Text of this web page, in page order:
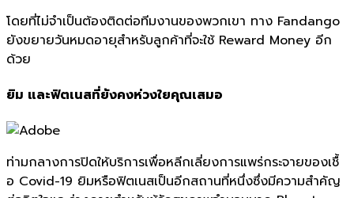
โดยที่ไม่จำเป็นต้องติดต่อทีมงานของพวกเขา ทาง Fandango
ยังขยายวันหมดอายุสำหรับลูกค้าที่จะใช้ Reward Money อีก
ด้วย
ยิม และฟิตเนสที่ยังคงห่วงใยคุณเสมอ
ท่ามกลางการปิดให้บริการเพื่อหลีกเลี่ยงการแพร่กระจายของเชื้
อ Covid-19 ยิมหรือฟิตเนสเป็นอีกสถานที่หนึ่งซึ่งมีความสำคัญ